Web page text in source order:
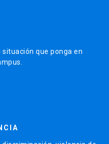
que ponga en